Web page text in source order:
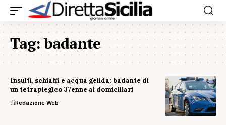
Tag:badante
Insulti, schiaffi e acqua gelida: badante di
un tetraplegico 37enne ai domiciliari
diRedazione Web